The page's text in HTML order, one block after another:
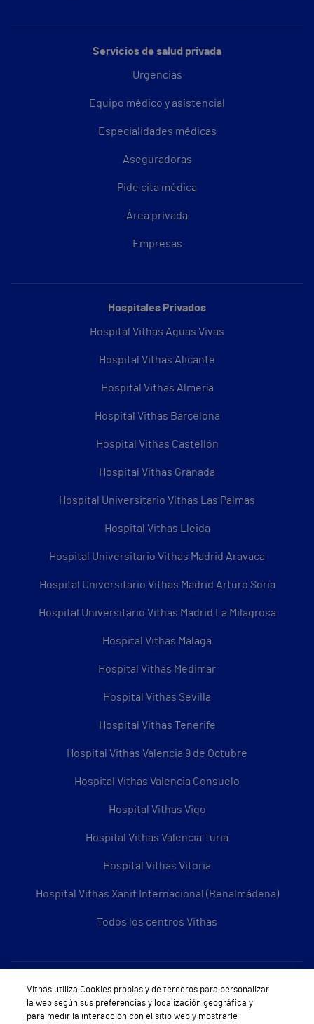
Servicios de salud privada
Urgencias
Equipo médico y asistencial
Especialidades médicas
Aseguradoras
Pide cita médica
Área privada
Empresas
Hospitales Privados
Hospital Vithas Aguas Vivas
Hospital Vithas Alicante
Hospital Vithas Almería
Hospital Vithas Barcelona
Hospital Vithas Castellón
Hospital Vithas Granada
Hospital Universitario Vithas Las Palmas
Hospital Vithas Lleida
Hospital Universitario Vithas Madrid Aravaca
Hospital Universitario Vithas Madrid Arturo Soria
Hospital Universitario Vithas Madrid La Milagrosa
Hospital Vithas Málaga
Hospital Vithas Medimar
Hospital Vithas Sevilla
Hospital Vithas Tenerife
Hospital Vithas Valencia 9 de Octubre
Hospital Vithas Valencia Consuelo
Hospital Vithas Vigo
Hospital Vithas Valencia Turia
Hospital Vithas Vitoria
Hospital Vithas Xanit Internacional (Benalmádena)
Todos los centros Vithas
Sobre Vithas
Quiénes somos
Vithas utiliza Cookies propias y de terceros para personalizar
la web según sus preferencias y localización geográfica y
para medir la interacción con el sitio web y mostrarle